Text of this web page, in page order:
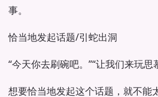
事。
恰当地发起话题/引蛇出洞
“今天你去刷碗吧。”“让我们来玩思
想要恰当地发起这个话题，就不能